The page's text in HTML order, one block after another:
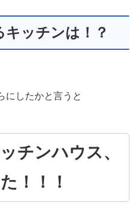
ッチンは！？
にしたかと言うと
チンハウス、
！！！